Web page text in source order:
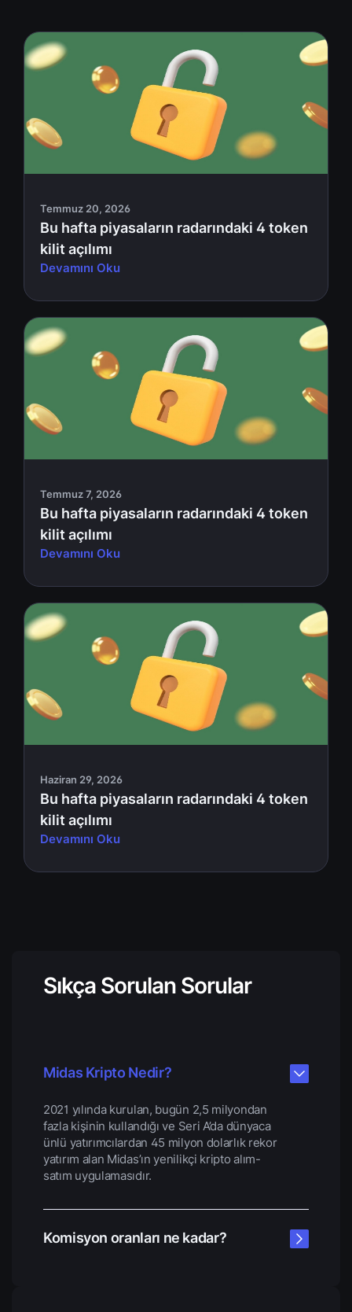
Temmuz 20, 2026
Bu hafta piyasaların radarındaki 4 token
kilit açılımı
Devamını Oku
Temmuz 7, 2026
Bu hafta piyasaların radarındaki 4 token
kilit açılımı
Devamını Oku
Haziran 29, 2026
Bu hafta piyasaların radarındaki 4 token
kilit açılımı
Devamını Oku
Sıkça Sorulan Sorular
Midas Kripto Nedir?
2021 yılında kurulan, bugün 2,5 milyondan
fazla kişinin kullandığı ve Seri A’da dünyaca
ünlü yatırımcılardan 45 milyon dolarlık rekor
yatırım alan Midas’ın yenilikçi kripto alım-
satım uygulamasıdır.
Komisyon oranları ne kadar?